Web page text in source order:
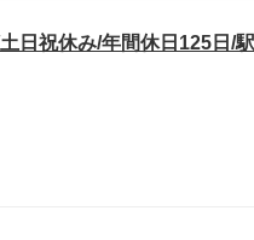
日祝休み/年間休日125日/